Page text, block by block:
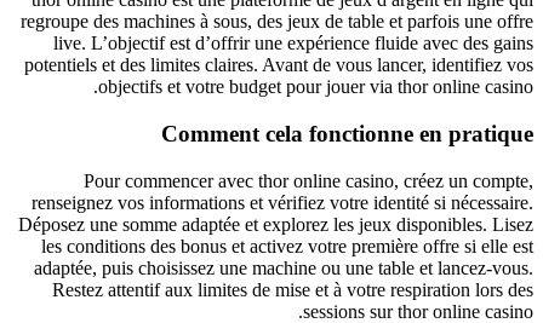
regroupe des machines à sous, des jeux de table et parfois une offre
live. L’objectif est d’offrir une expérience fluide avec des gains
potentiels et des limites claires. Avant de vous lancer, identifiez vos
objectifs et votre budget pour jouer via thor online casino.
Comment cela fonctionne en pratique
Pour commencer avec thor online casino, créez un compte,
renseignez vos informations et vérifiez votre identité si nécessaire.
Déposez une somme adaptée et explorez les jeux disponibles. Lisez
les conditions des bonus et activez votre première offre si elle est
adaptée, puis choisissez une machine ou une table et lancez-vous.
Restez attentif aux limites de mise et à votre respiration lors des
sessions sur thor online casino.